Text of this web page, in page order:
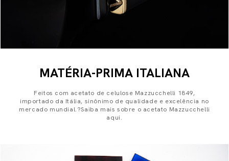
MATÉRIA-PRIMA ITALIANA
Feitos com acetato de celulose Mazzucchelli 1849,
importado da Itália, sinônimo de qualidade e excelência no
mercado mundial.?Saiba mais sobre o acetato Mazzucchelli
aqui.